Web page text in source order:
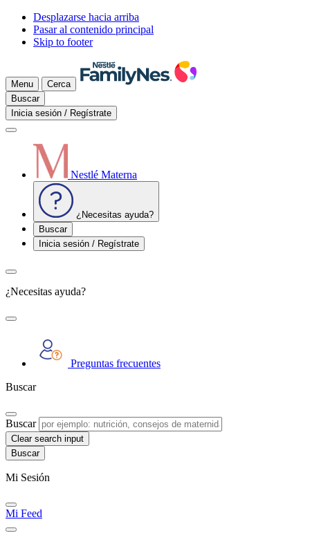
Desplazarse hacia arriba
Pasar al contenido principal
Skip to footer
Menu
Cerca
Buscar
Inicia sesión / Regístrate
Nestlé Materna
¿Necesitas ayuda?
Buscar
Inicia sesión / Regístrate
¿Necesitas ayuda?
Preguntas frecuentes
Buscar
Buscar
Clear search input
Mi Sesión
Mi Feed